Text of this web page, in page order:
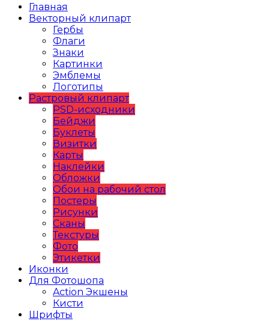
Главная
Векторный клипарт
Гербы
Флаги
Знаки
Картинки
Эмблемы
Логотипы
Растровый клипарт
PSD-исходники
Бейджи
Буклеты
Визитки
Карты
Наклейки
Обложки
Обои на рабочий стол
Постеры
Рисунки
Сканы
Текстуры
Фото
Этикетки
Иконки
Для Фотошопа
Action Экшены
Кисти
Шрифты